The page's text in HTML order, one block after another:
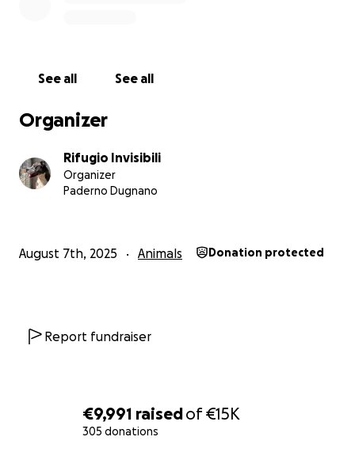
€9,991 raisedof€15K
305 donations
See all See all
Organizer
Rifugio Invisibili
Organizer
Paderno Dugnano
August 7th, 2025 Animals Donation protected
Report fundraiser